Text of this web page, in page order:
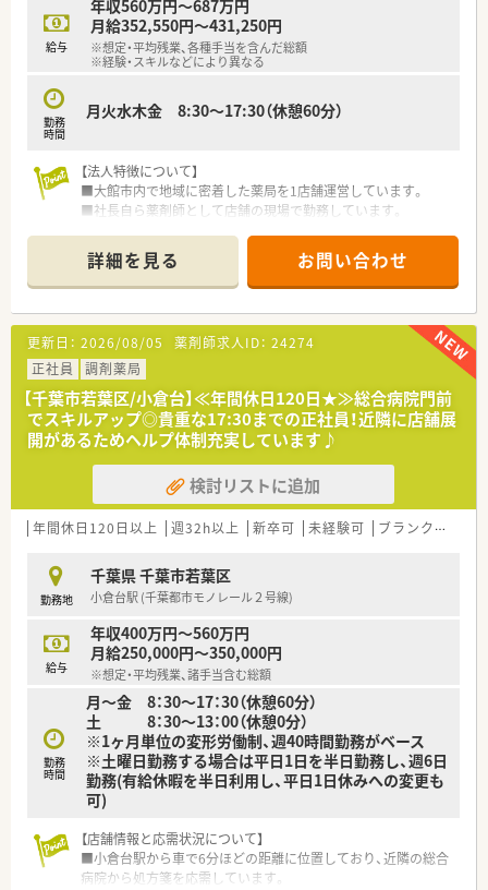
給与
年収560万円～687万円
月給352,550円～431,250円
※想定・平均残業、各種手当を含んだ総額
※経験・スキルなどにより異なる
勤務
時間
月火水木金 8:30～17:30（休憩60分）
【法人特徴について】
■大館市内で地域に密着した薬局を1店舗運営しています。
■社長自ら薬剤師として店舗の現場で勤務しています。
【店舗情報と応需状況について】
■最寄り駅の東大館駅から車で4分ほどの場所にあります。
■大館市立総合病院前で総合科目を1日100枚応需します。
■常勤薬剤師3名と事務3名で迅速な対応を行っています。
【勤務実態について】
■平日の勤務時間は8時30分から17時30分までです。
■完全週休2日制で土曜日と日曜日と祝日が休日となります。
■年間休日は120日以上ありプライベートを確保できます。
【想定されるモデル年収】
■20代の方のモデル年収は530万円以上となります。
■30代の方のモデル年収は600万円以上となります。
■40代の方のモデル年収は650万円以上となります。
詳細を見る お問い合わせ
更新日： 2026/08/05 薬剤師求人ID： 24274
正社員
調剤薬局
【千葉市若葉区/小倉台】≪年間休日120日★≫総合病院門前
でスキルアップ◎貴重な17:30までの正社員！近隣に店舗展
開があるためヘルプ体制充実しています♪
検討リストに追加
年間休日120日以上 週32h以上 新卒可 未経験可 ブランク可
勤務地
千葉県 千葉市若葉区
小倉台駅 (千葉都市モノレール２号線)
給与
年収400万円～560万円
月給250,000円～350,000円
※想定・平均残業、諸手当含む総額
勤務
時間
月～金 8：30～17：30（休憩60分）
土 8：30～13：00（休憩0分）
※1ヶ月単位の変形労働制、週40時間勤務がベース
※土曜日勤務する場合は平日1日を半日勤務し、週6日
勤務(有給休暇を半日利用し、平日1日休みへの変更も
可)
【店舗情報と応需状況について】
■小倉台駅から車で6分ほどの距離に位置しており、近隣の総合
病院から処方箋を応需しています。